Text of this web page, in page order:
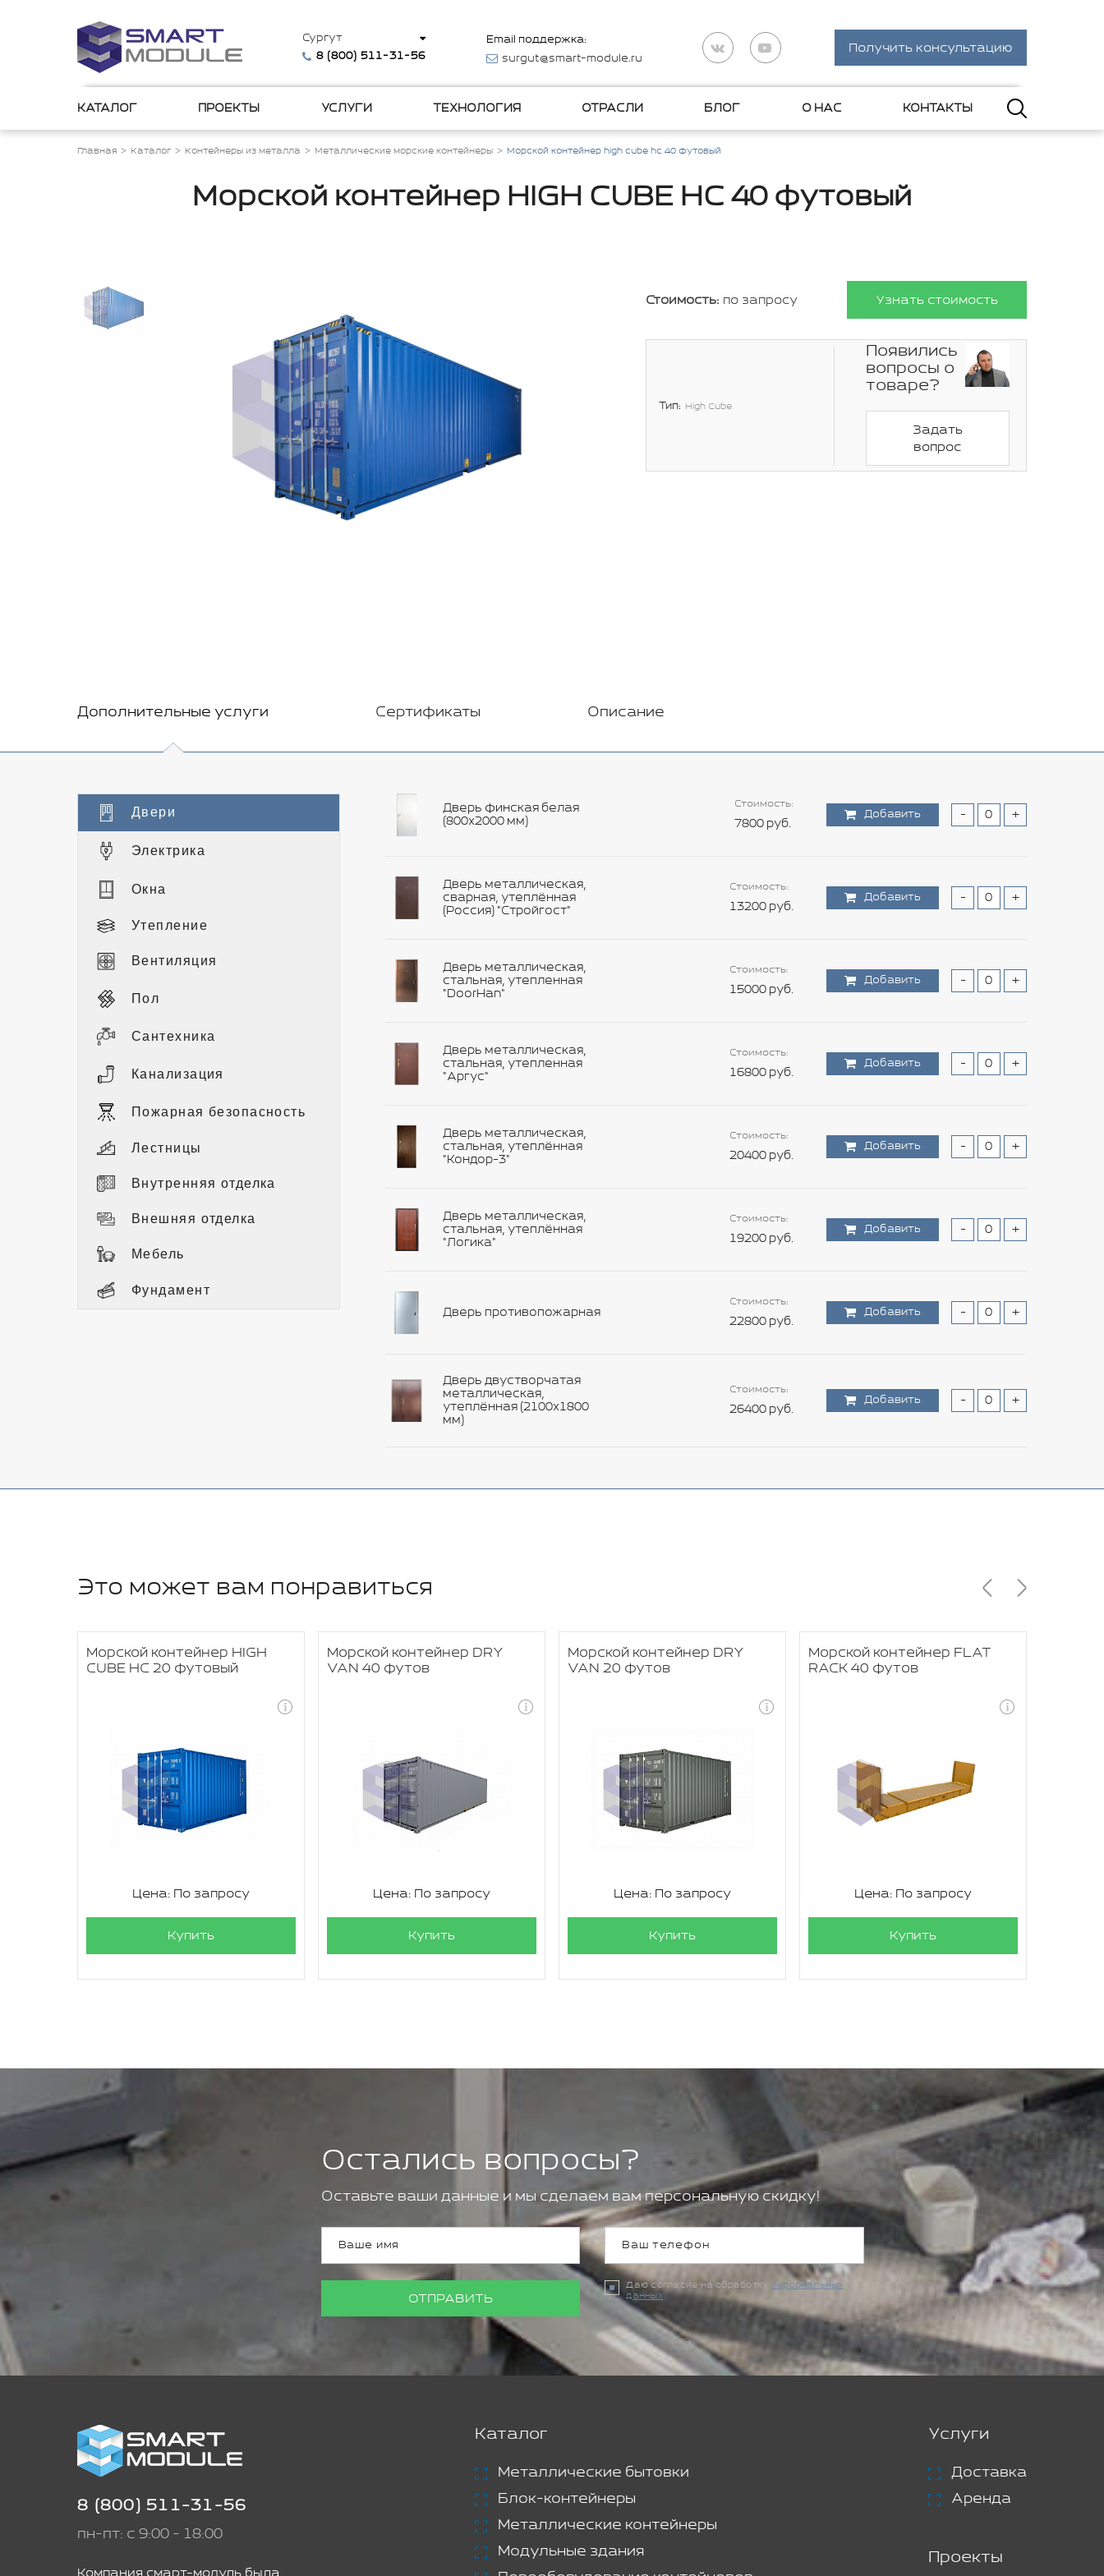
Сургут
8 (800) 511-31-56
Email поддержка:
surgut@smart-module.ru
Получить консультацию
КАТАЛОГ ПРОЕКТЫ УСЛУГИ ТЕХНОЛОГИЯ ОТРАСЛИ БЛОГ О НАС КОНТАКТЫ
Главная Каталог Контейнеры из металла Металлические морские контейнеры Морской контейнер high cube hc 40 футовый
Морской контейнер HIGH CUBE HC 40 футовый
Стоимость: по запросу Узнать стоимость
Тип: High Cube
Появились
вопросы о
товаре?
Задать
вопрос
Дополнительные услуги Сертификаты Описание
Двери
Электрика
Окна
Утепление
Вентиляция
Пол
Сантехника
Канализация
Пожарная безопасность
Лестницы
Внутренняя отделка
Внешняя отделка
Мебель
Фундамент
Дверь финская белая
(800х2000 мм)
Стоимость:
7800 руб.
Добавить - +
Дверь металлическая,
сварная, утеплённая
(Россия) "Стройгост"
Стоимость:
13200 руб.
Добавить - +
Дверь металлическая,
стальная, утепленная
"DoorHan"
Стоимость:
15000 руб.
Добавить - +
Дверь металлическая,
стальная, утепленная
"Аргус"
Стоимость:
16800 руб.
Добавить - +
Дверь металлическая,
стальная, утеплённая
"Кондор-3"
Стоимость:
20400 руб.
Добавить - +
Дверь металлическая,
стальная, утеплённая
"Логика"
Стоимость:
19200 руб.
Добавить - +
Дверь противопожарная
Стоимость:
22800 руб.
Добавить - +
Дверь двустворчатая
металлическая,
утеплённая (2100х1800
мм)
Стоимость:
26400 руб.
Добавить - +
Это может вам понравиться
Морской контейнер HIGH
CUBE HC 20 футовый
Цена: По запросу
Купить
Морской контейнер DRY
VAN 40 футов
Цена: По запросу
Купить
Морской контейнер DRY
VAN 20 футов
Цена: По запросу
Купить
Морской контейнер FLAT
RACK 40 футов
Цена: По запросу
Купить
Остались вопросы?
Оставьте ваши данные и мы сделаем вам персональную скидку!
ОТПРАВИТЬ
Даю согласие на обработку персональных
данных
8 (800) 511-31-56
пн-пт: с 9:00 - 18:00
Компания смарт-модуль была
Каталог
Металлические бытовки
Блок-контейнеры
Металлические контейнеры
Модульные здания
Услуги
Доставка
Аренда
Проекты